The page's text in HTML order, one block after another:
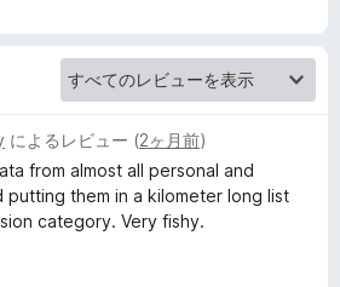
によるレビュー (2ヶ月前)
from almost all personal and
them in a kilometer long list
category. Very fishy.